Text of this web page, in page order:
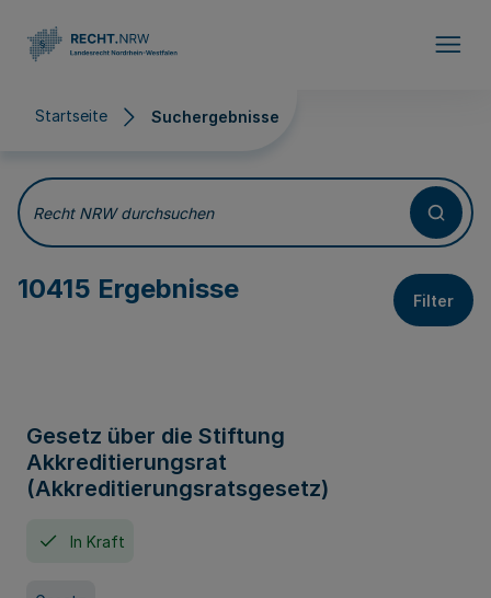
Startseite Suchergebnisse
Suchergebnisse
Recht NRW durchsuchen
10415 Ergebnisse Filter
Gesetz über die Stiftung
Akkreditierungsrat
(Akkreditierungsratsgesetz)
In Kraft